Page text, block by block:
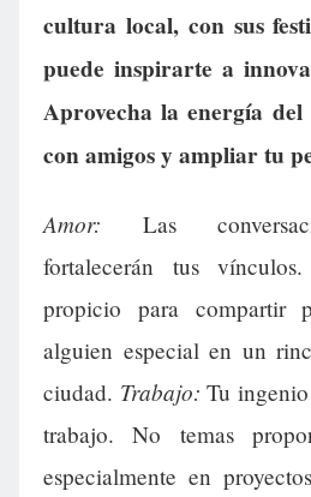
cultura local, con sus
puede inspirarte a
Aprovecha la energía
con amigos y ampliar tu
Amor: Las
fortalecerán tus
propicio para compartir
alguien especial en un
ciudad. Trabajo: Tu
trabajo. No temas
especialmente en